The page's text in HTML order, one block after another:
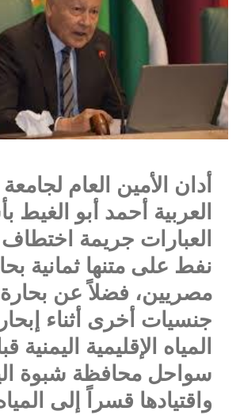
أدان الأمين العام
العربية أحمد أبو الغيط
العبارات جريمة اختطاف
نفط على متنها ثمانية
مصريين، فضلاً عن
جنسيات أخرى أثناء
المياه الإقليمية اليمنية
سواحل محافظة شبوة
واقتيادها قسراً إلى